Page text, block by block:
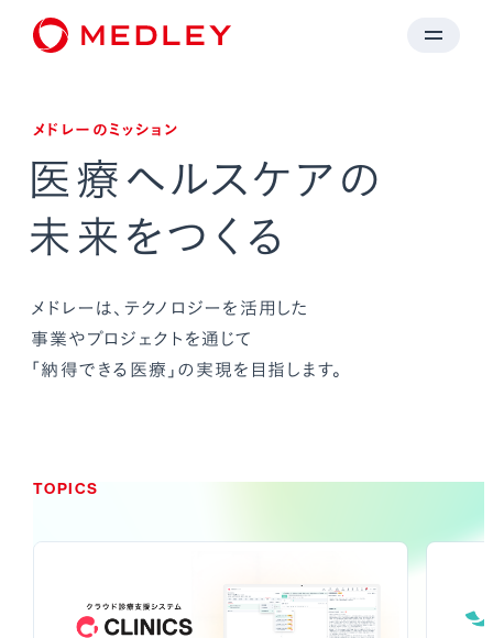
メドレーのミッション
医療ヘルスケアの
未来をつくる
メドレーは、テクノロジーを活用した
事業やプロジェクトを通じて
「納得できる医療」の実現を目指します。
TOPICS